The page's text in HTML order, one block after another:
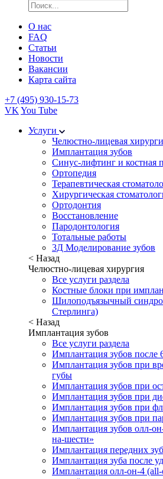
О нас
FAQ
Статьи
Новости
Вакансии
Карта сайта
+7 (495) 930-15-73
VK You Tube
Услуги
Челюстно-лицевая
Имплантация зубов
Синус-лифтинг и костная
Ортопедия
Терапевтическая
Хирургическая
Ортодонтия
Восстановление
Пародонтология
Тотальные работы
3Д Моделирование зубов
< Назад
Челюстно-лицевая хирургия
Все услуги раздела
Костные блоки при
Шилоподъязычный
Стерлинга)
< Назад
Имплантация зубов
Все услуги раздела
Имплантация зубов после
Имплантация зубов при
губы
Имплантация зубов при
Имплантация зубов при
Имплантация зубов при
Имплантация зубов при
Имплантация зубов олл-
на-шести»
Имплантация передних
Имплантация зуба после
Имплантация олл-он-4